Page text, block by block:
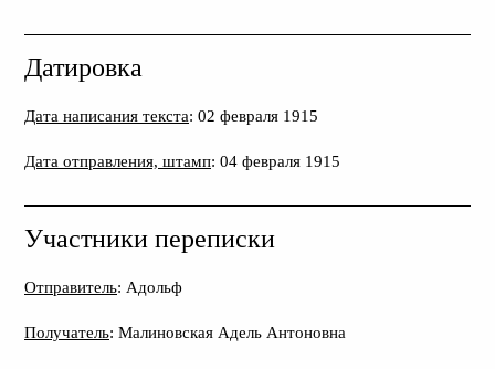
Датировка
Дата написания текста: 02 февраля 1915
Дата отправления, штамп: 04 февраля 1915
Участники переписки
Отправитель: Адольф
Получатель: Малиновская Адель Антоновна